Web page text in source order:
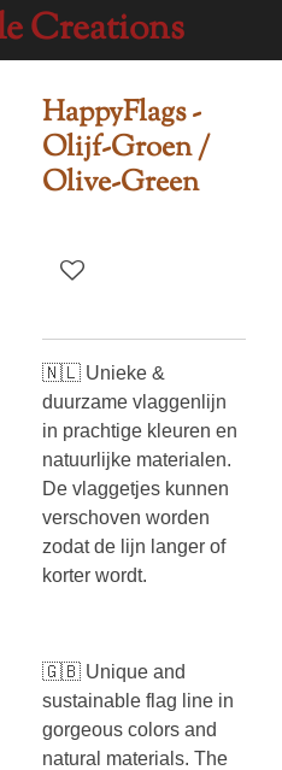
Creations
HappyFlags -
Olijf-Groen /
Olive-Green
🇳🇱 Unieke &
duurzame vlaggenlijn
in prachtige kleuren en
natuurlijke materialen.
De vlaggetjes kunnen
verschoven worden
zodat de lijn langer of
korter wordt.
🇬🇧 Unique and
sustainable flag line in
gorgeous colors and
natural materials. The